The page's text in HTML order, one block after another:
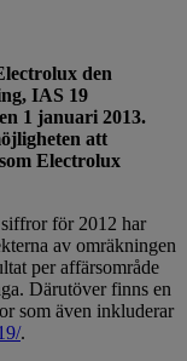
den
IAS 19
1 januari 2013.
att
Electrolux
för 2012 har
av omräkningen
per affärsområde
Därutöver finns en
som även inkluderar
.